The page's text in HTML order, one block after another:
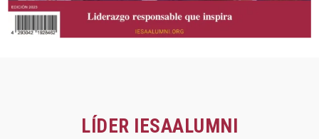
LÍDER IESAALUMNI